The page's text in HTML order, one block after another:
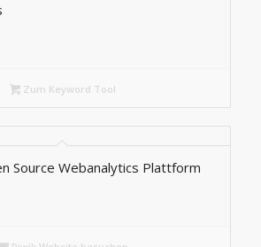
Zum Keyword Tool
Source Webanalytics Plattform